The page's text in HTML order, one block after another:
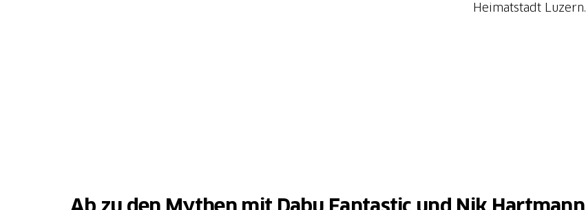
Heimatstadt Luzern.
Ab zu den Mythen mit Dabu Fantastic und Nik Hartmann